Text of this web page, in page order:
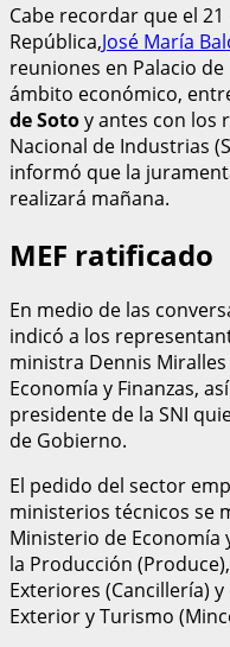
Cabe recordar que el
República,José María
reuniones en Palacio
ámbito económico,
de Sotoy antes con los
Nacional de Industrias
informó que la
realizará mañana.
MEF ratificado
En medio de las
indicó a los
ministra Dennis
Economía y Finanzas,
presidente de la SNI
de Gobierno.
El pedido del sector
ministerios técnicos se
Ministerio de Economía
la Producción
Exteriores (Cancillería)
Exterior y Turismo